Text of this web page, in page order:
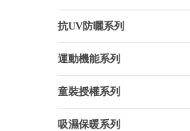
抗UV防曬系列
運動機能系列
童裝授權系列
吸濕保暖系列